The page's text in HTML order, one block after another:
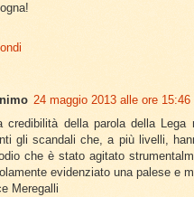
24 maggio 2013 alle ore 15:46
credibilità della parola della
gli scandali che, a più livelli,
che è stato agitato
evidenziato una palese e
Meregalli